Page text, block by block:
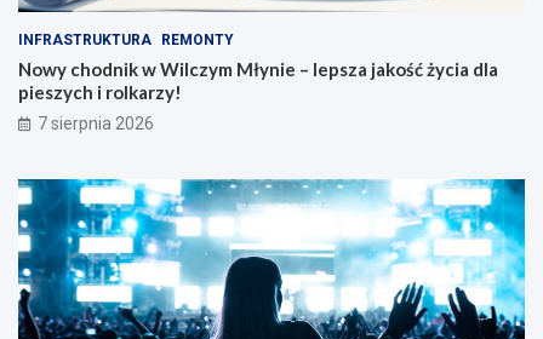
INFRASTRUKTURA REMONTY
Nowy chodnik w Wilczym Młynie – lepsza jakość życia dla
pieszych i rolkarzy!
7 sierpnia 2026